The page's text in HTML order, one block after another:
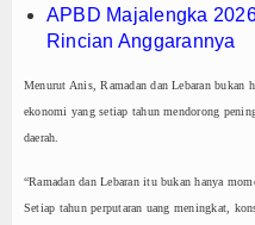
APBD Majalengka
Rincian Anggarannya
Menurut Anis, Ramadan dan Lebaran bukan
ekonomi yang setiap tahun mendorong
daerah.
“Ramadan dan Lebaran itu bukan hanya
Setiap tahun perputaran uang meningkat,